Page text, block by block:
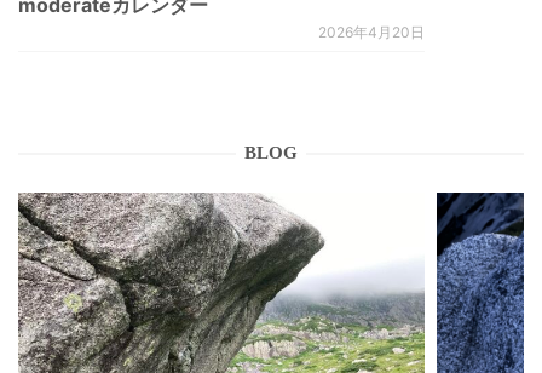
moderateカレンダー
2026年4月20日
BLOG